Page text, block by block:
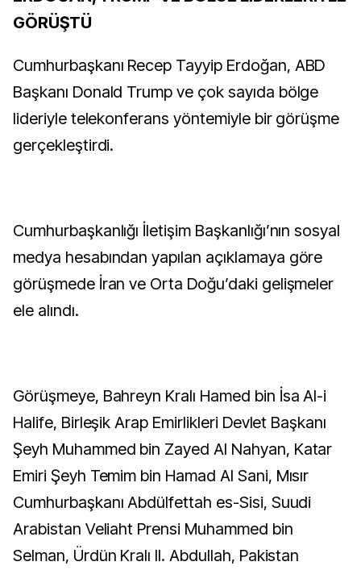
GÖRÜŞTÜ
Cumhurbaşkanı Recep Tayyip Erdoğan, ABD
Başkanı Donald Trump ve çok sayıda bölge
lideriyle telekonferans yöntemiyle bir görüşme
gerçekleştirdi.
Cumhurbaşkanlığı İletişim Başkanlığı’nın sosyal
medya hesabından yapılan açıklamaya göre
görüşmede İran ve Orta Doğu’daki gelişmeler
ele alındı.
Görüşmeye, Bahreyn Kralı Hamed bin İsa Al-i
Halife, Birleşik Arap Emirlikleri Devlet Başkanı
Şeyh Muhammed bin Zayed Al Nahyan, Katar
Emiri Şeyh Temim bin Hamad Al Sani, Mısır
Cumhurbaşkanı Abdülfettah es-Sisi, Suudi
Arabistan Veliaht Prensi Muhammed bin
Selman, Ürdün Kralı II. Abdullah, Pakistan